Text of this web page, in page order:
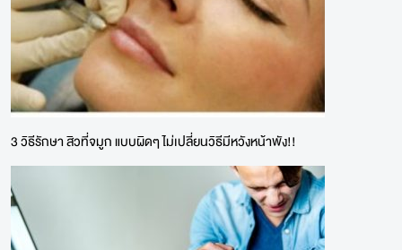
3 วิธีรักษา สิวที่จมูก แบบผิดๆ ไม่เปลี่ยนวิธีมีหวังหน้าพัง!!